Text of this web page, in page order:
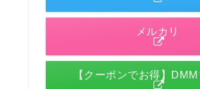
メルカリ
【クーポンでお得】